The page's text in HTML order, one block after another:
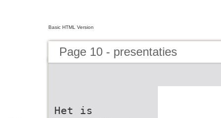
Basic HTML Version
Page 10 - presentaties
Het is